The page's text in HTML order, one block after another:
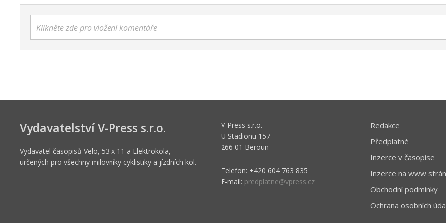
Klikněte zde pro vložení komentáře
Vydavatelství V-Press s.r.o.
Vydavatel časopisů Velo, 53 x 11 a Elektrokola,
určených pro všechny milovníky cyklistiky a jízdních kol.
V-Press s.r.o.
U Stadionu 157
266 01 Beroun
Telefon: +420 604 763 835
E-mail: predplatne@vpress.cz
Redakce
Předplatné
Inzerce v časopise
Inzerce na www
Obchodní podmínky
Ochrana osobních